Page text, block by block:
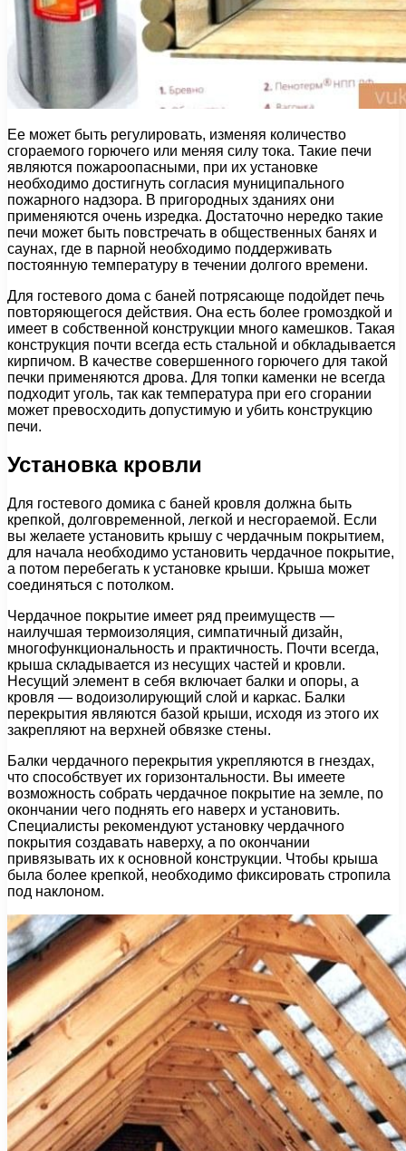
Ее может быть регулировать, изменяя количество
сгораемого горючего или меняя силу тока. Такие печи
являются пожароопасными, при их установке
необходимо достигнуть согласия муниципального
пожарного надзора. В пригородных зданиях они
применяются очень изредка. Достаточно нередко такие
печи может быть повстречать в общественных банях и
саунах, где в парной необходимо поддерживать
постоянную температуру в течении долгого времени.
Для гостевого дома с баней потрясающе подойдет печь
повторяющегося действия. Она есть более громоздкой и
имеет в собственной конструкции много камешков. Такая
конструкция почти всегда есть стальной и обкладывается
кирпичом. В качестве совершенного горючего для такой
печки применяются дрова. Для топки каменки не всегда
подходит уголь, так как температура при его сгорании
может превосходить допустимую и убить конструкцию
печи.
Установка кровли
Для гостевого домика с баней кровля должна быть
крепкой, долговременной, легкой и несгораемой. Если
вы желаете установить крышу с чердачным покрытием,
для начала необходимо установить чердачное покрытие,
а потом перебегать к установке крыши. Крыша может
соединяться с потолком.
Чердачное покрытие имеет ряд преимуществ —
наилучшая термоизоляция, симпатичный дизайн,
многофункциональность и практичность. Почти всегда,
крыша складывается из несущих частей и кровли.
Несущий элемент в себя включает балки и опоры, а
кровля — водоизолирующий слой и каркас. Балки
перекрытия являются базой крыши, исходя из этого их
закрепляют на верхней обвязке стены.
Балки чердачного перекрытия укрепляются в гнездах,
что способствует их горизонтальности. Вы имеете
возможность собрать чердачное покрытие на земле, по
окончании чего поднять его наверх и установить.
Специалисты рекомендуют установку чердачного
покрытия создавать наверху, а по окончании
привязывать их к основной конструкции. Чтобы крыша
была более крепкой, необходимо фиксировать стропила
под наклоном.